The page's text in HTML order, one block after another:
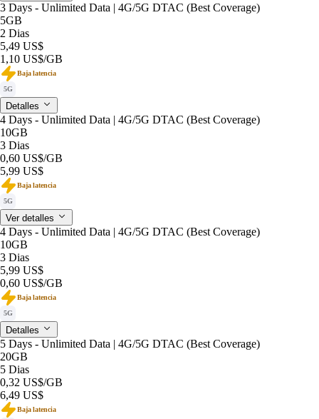
3 Days - Unlimited Data | 4G/5G DTAC (Best Coverage)
5GB
2 Dias
5,49 US$
1,10 US$/GB
Baja latencia
5G
Detalles
4 Days - Unlimited Data | 4G/5G DTAC (Best Coverage)
10GB
3 Dias
0,60 US$/GB
5,99 US$
Baja latencia
5G
Ver detalles
4 Days - Unlimited Data | 4G/5G DTAC (Best Coverage)
10GB
3 Dias
5,99 US$
0,60 US$/GB
Baja latencia
5G
Detalles
5 Days - Unlimited Data | 4G/5G DTAC (Best Coverage)
20GB
5 Dias
0,32 US$/GB
6,49 US$
Baja latencia